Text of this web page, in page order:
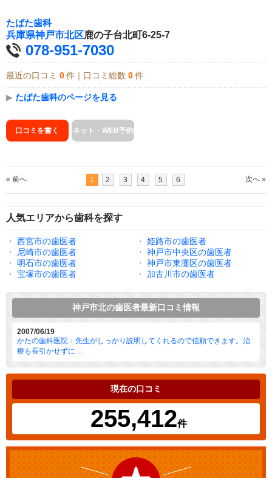
たばた歯科
兵庫県神戸市北区鹿の子台北町6-25-7
078-951-7030
最近の口コミ 0 件｜口コミ総数 0 件
▶ たばた歯科のページを見る
口コミを書く ネット・WEB予約
« 前へ 1 2 3 4 5 6 次へ »
人気エリアから歯科を探す
・ 西宮市の歯医者 ・
姫路市の歯医者
・
尼崎市の歯医者 ・
神戸市中央区の歯医者
・
明石市の歯医者 ・
神戸市東灘区の歯医者
・
宝塚市の歯医者 ・ 加古川市の歯医者
神戸市北の歯医者最新口コミ情報
2007/06/19
かたの歯科医院：先生がしっかり説明してくれるので信頼できます。治
療も長引かせずに ...
現在の口コミ
255,412件